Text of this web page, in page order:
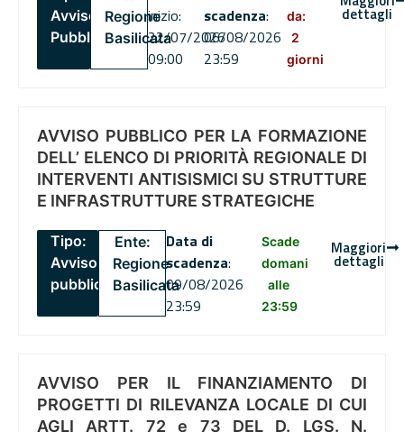
Avviso
Pubblico
Regione
Basilicata
inizio:
22/07/2026
09:00
scadenza:
06/08/2026
23:59
da:
2
giorni
dettagli
AVVISO PUBBLICO PER LA FORMAZIONE
DELL’ ELENCO DI PRIORITÀ REGIONALE DI
INTERVENTI ANTISISMICI SU STRUTTURE
E INFRASTRUTTURE STRATEGICHE
Tipo:
Avviso
pubblico
Ente:
Regione
Basilicata
Data di
scadenza:
09/08/2026
23:59
Scade
domani
alle
23:59
Maggiori
dettagli
AVVISO PER IL FINANZIAMENTO DI
PROGETTI DI RILEVANZA LOCALE DI CUI
AGLI ARTT. 72 e 73 DEL D. LGS. N.